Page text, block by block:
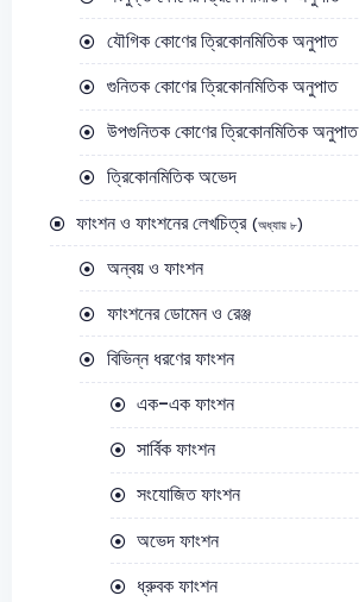
যৌগিক কোণের ত্রিকোনমিতিক অনুপাত
গুনিতক কোণের ত্রিকোনমিতিক অনুপাত
উপগুনিতক কোণের ত্রিকোনমিতিক অনুপাত
ত্রিকোনমিতিক অভেদ
ফাংশন ও ফাংশনের লেখচিত্র (অধ্যায় ৮)
অন্বয় ও ফাংশন
ফাংশনের ডোমেন ও রেঞ্জ
বিভিন্ন ধরণের ফাংশন
এক-এক ফাংশন
সার্বিক ফাংশন
সংযোজিত ফাংশন
অভেদ ফাংশন
ধ্রুবক ফাংশন